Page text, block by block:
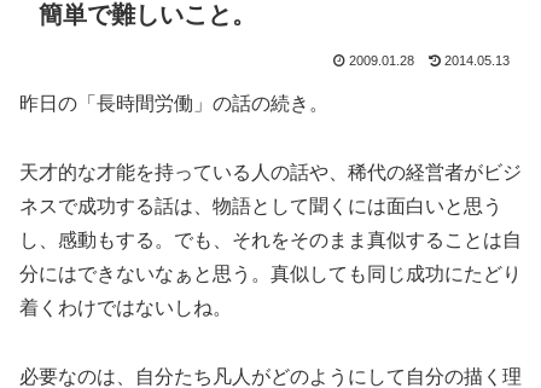
簡単で難しいこと。
2009.01.28 2014.05.13
昨日の「長時間労働」の話の続き。
天才的な才能を持っている人の話や、稀代の経営者がビジ
ネスで成功する話は、物語として聞くには面白いと思う
し、感動もする。でも、それをそのまま真似することは自
分にはできないなぁと思う。真似しても同じ成功にたどり
着くわけではないしね。
必要なのは、自分たち凡人がどのようにして自分の描く理